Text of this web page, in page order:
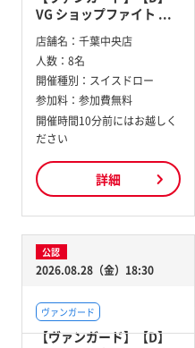
VG ショップファイト ...
店舗名： 千葉中央店
人数： 8名
開催種別： スイスドロー
参加料： 参加費無料
開催時間10分前にはお越しく
ださい
詳細
公認
2026.08.28（金）18:30
ヴァンガード
【ヴァンガード】【D】